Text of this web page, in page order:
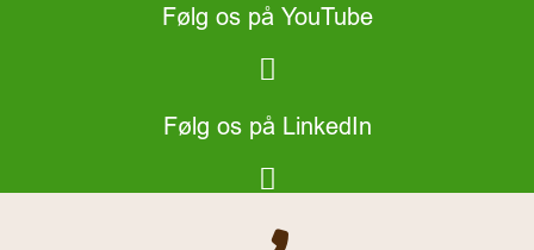
Følg os på YouTube
Følg os på LinkedIn